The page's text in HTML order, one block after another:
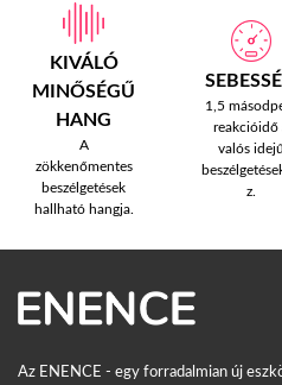
KIVÁLÓ
MINŐSÉGŰ
HANG
A
zökkenőmentes
beszélgetések
hallható hangja.
1,5
reakcióidő
valós idejű
z.
Az ENENCE - egy forradalmian új